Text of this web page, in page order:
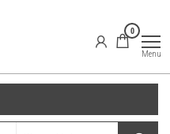
0
Menu